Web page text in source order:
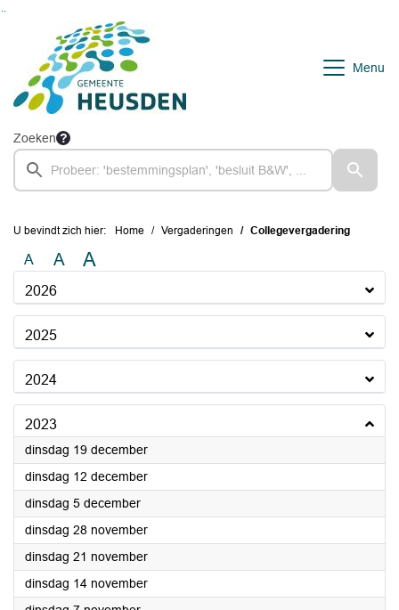
Ga naar de inhoud van deze pagina
Ga naar het zoeken
Ga naar het menu
Menu
Zoeken
U bevindt zich hier: Home Vergaderingen Collegevergadering
A A A
2026
2025
2024
2023
dinsdag 19 december2023
dinsdag 12 december2023
dinsdag 5 december2023
dinsdag 28 november2023
dinsdag 21 november2023
dinsdag 14 november2023